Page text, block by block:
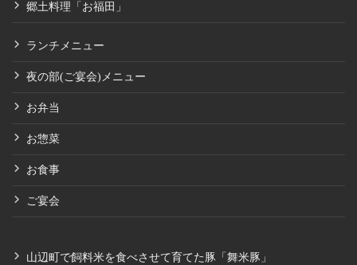
郷土料理「お福田」
ランチメニュー
夜の部(ご宴会)メニュー
お弁当
お惣菜
お食事
ご宴会
山辺町で飼料米を食べさせて育てた豚「舞米豚」